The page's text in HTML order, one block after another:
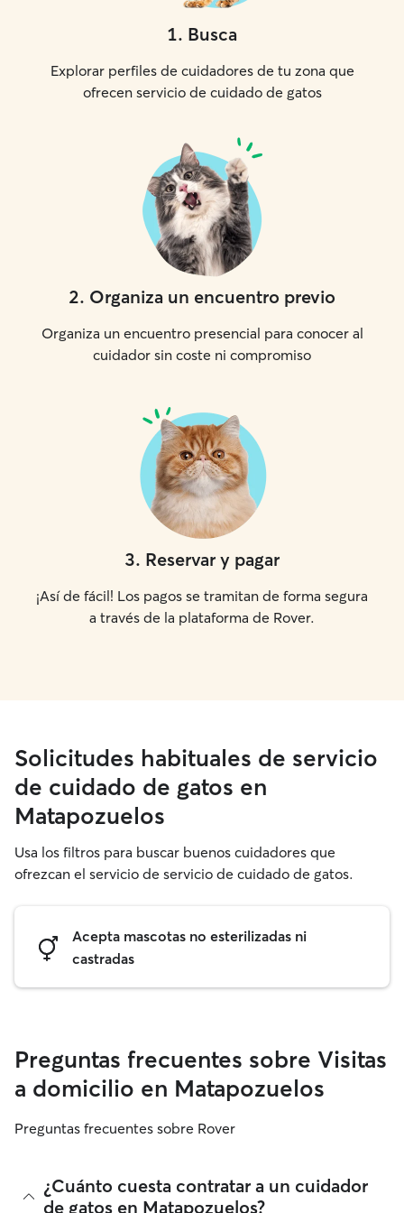
1. Busca
Explorar perfiles de cuidadores de tu zona que
ofrecen servicio de cuidado de gatos
2. Organiza un encuentro previo
Organiza un encuentro presencial para conocer al
cuidador sin coste ni compromiso
3. Reservar y pagar
¡Así de fácil! Los pagos se tramitan de forma segura
a través de la plataforma de Rover.
Solicitudes habituales de servicio
de cuidado de gatos en
Matapozuelos
Usa los filtros para buscar buenos cuidadores que
ofrezcan el servicio de servicio de cuidado de gatos.
Acepta mascotas no esterilizadas ni
castradas
Preguntas frecuentes sobre Visitas
a domicilio en Matapozuelos
Preguntas frecuentes sobre Rover
¿Cuánto cuesta contratar a un cuidador
de gatos en Matapozuelos?